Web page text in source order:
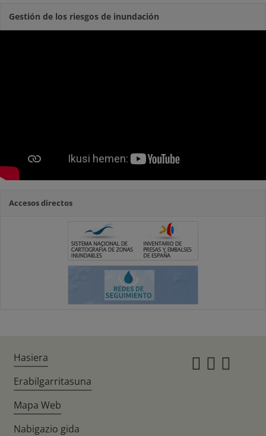
Gestión de los riesgos de inundación
Accesos directos
Hasiera
Erabilgarritasuna
Mapa Web
Nabigazio gida